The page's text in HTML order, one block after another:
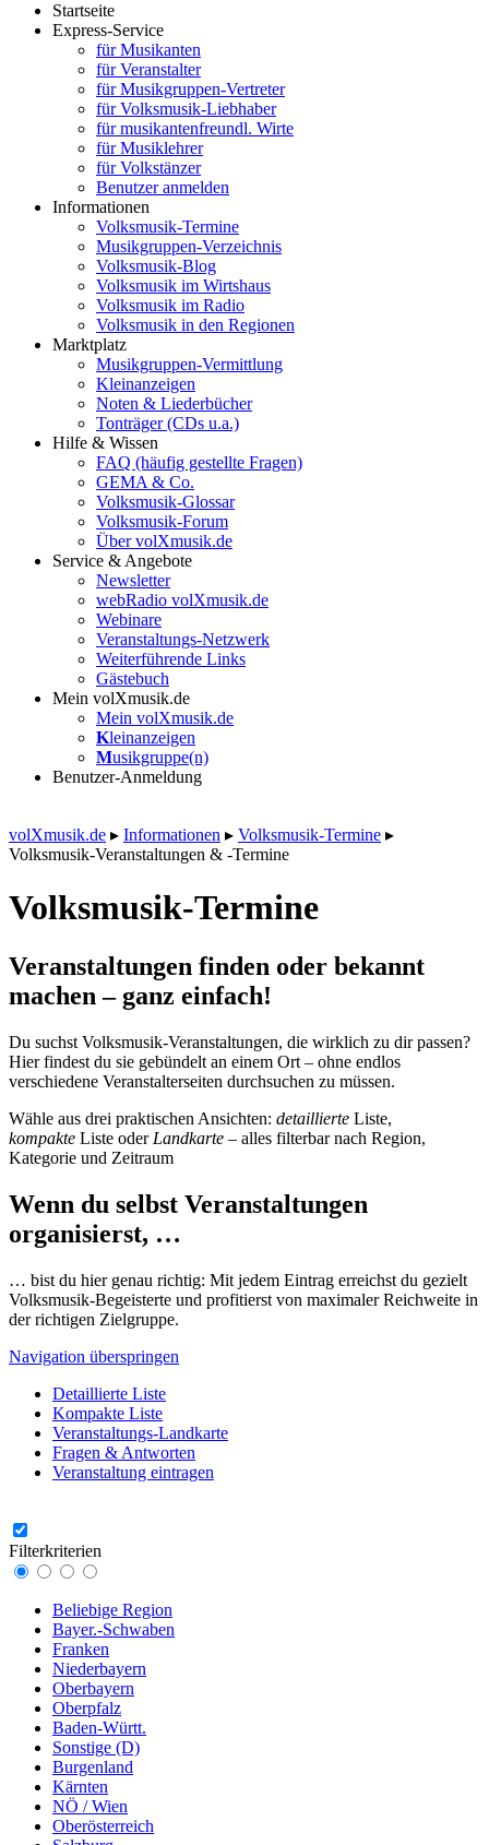
Startseite
Express-Service
für Musikanten
für Veranstalter
für Musikgruppen-Vertreter
für Volksmusik-Liebhaber
für musikantenfreundl. Wirte
für Musiklehrer
für Volkstänzer
Benutzer anmelden
Informationen
Volksmusik-Termine
Musikgruppen-Verzeichnis
Volksmusik-Blog
Volksmusik im Wirtshaus
Volksmusik im Radio
Volksmusik in den Regionen
Marktplatz
Musikgruppen-Vermittlung
Kleinanzeigen
Noten & Liederbücher
Tonträger (CDs u.a.)
Hilfe & Wissen
FAQ (häufig gestellte Fragen)
GEMA & Co.
Volksmusik-Glossar
Volksmusik-Forum
Über volXmusik.de
Service & Angebote
Newsletter
webRadio volXmusik.de
Webinare
Veranstaltungs-Netzwerk
Weiterführende Links
Gästebuch
Mein volXmusik.de
Mein volXmusik.de
Kleinanzeigen
Musikgruppe(n)
Benutzer-Anmeldung
volXmusik.de ▸ Informationen ▸ Volksmusik-Termine ▸
Volksmusik-Veranstaltungen & -Termine
Volksmusik-Termine
Veranstaltungen finden oder bekannt
machen – ganz einfach!
Du suchst Volksmusik-Veranstaltungen, die wirklich zu dir passen?
Hier findest du sie gebündelt an einem Ort – ohne endlos
verschiedene Veranstalterseiten durchsuchen zu müssen.
Wähle aus drei praktischen Ansichten: detaillierte Liste,
kompakte Liste oder Landkarte – alles filterbar nach Region,
Kategorie und Zeitraum
Wenn du selbst Veranstaltungen
organisierst, …
… bist du hier genau richtig: Mit jedem Eintrag erreichst du gezielt
Volksmusik-Begeisterte und profitierst von maximaler Reichweite in
der richtigen Zielgruppe.
Navigation überspringen
Detaillierte Liste
Kompakte Liste
Veranstaltungs-Landkarte
Fragen & Antworten
Veranstaltung eintragen
Filterkriterien
Beliebige Region
Bayer.-Schwaben
Franken
Niederbayern
Oberbayern
Oberpfalz
Baden-Württ.
Sonstige (D)
Burgenland
Kärnten
NÖ / Wien
Oberösterreich